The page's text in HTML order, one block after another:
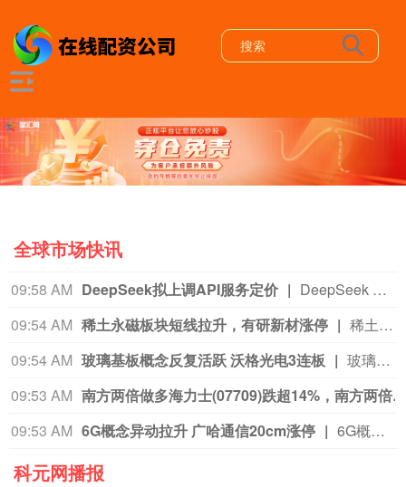
全球市场快讯
09:58 AM DeepSeek拟上调API服务定价
DeepSeek 今日公告：“计划近期整体上调 DeepSeek API 服务的定价，预计涨幅较大，请合理安排您的使用。具体方案以正式通知为准。”
09:54 AM 稀土永磁板块短线拉升，有研新材涨停
稀土永磁板块短线拉升，有研新材涨停，银河磁体涨超10%，中科磁业、西磁科技、九菱科技、北方稀土、金力永磁等跟涨。
09:54 AM 玻璃基板概念反复活跃 沃格光电3连板
玻璃基板概念反复活跃，沃格光电3连板，红星发展、凯盛科技、彩虹股份、力诺药包跟涨。
09:53 AM
南方两倍做多海力士(07709)跌超14%，南方两倍做多三星电子(07747)跌超10%。
09:53 AM 6G概念异动拉升 广哈通信20cm涨停 6G概念盘中异动拉升，广哈通信20cm涨停，此前武汉凡谷涨停，本川智能、创远信科、硕贝德、信科移动、盛路通信跟涨。
科元网播报